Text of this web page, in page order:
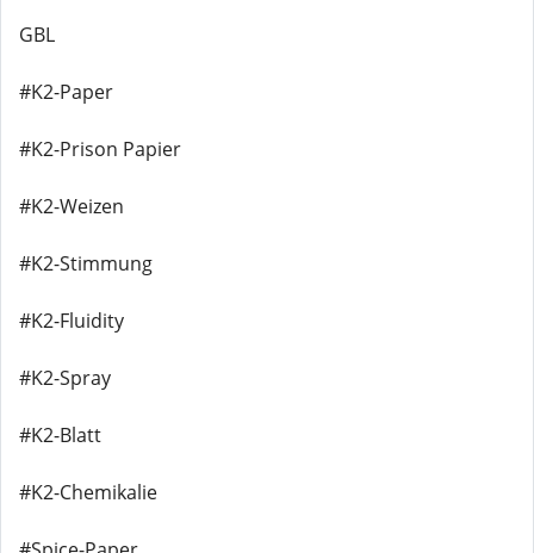
GBL
#K2-Paper
#K2-Prison Papier
#K2-Weizen
#K2-Stimmung
#K2-Fluidity
#K2-Spray
#K2-Blatt
#K2-Chemikalie